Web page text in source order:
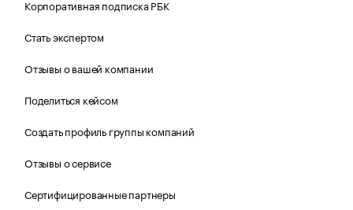
Корпоративная подписка РБК
Стать экспертом
Отзывы о вашей компании
Поделиться кейсом
Создать профиль группы компаний
Отзывы о сервисе
Сертифицированные партнеры